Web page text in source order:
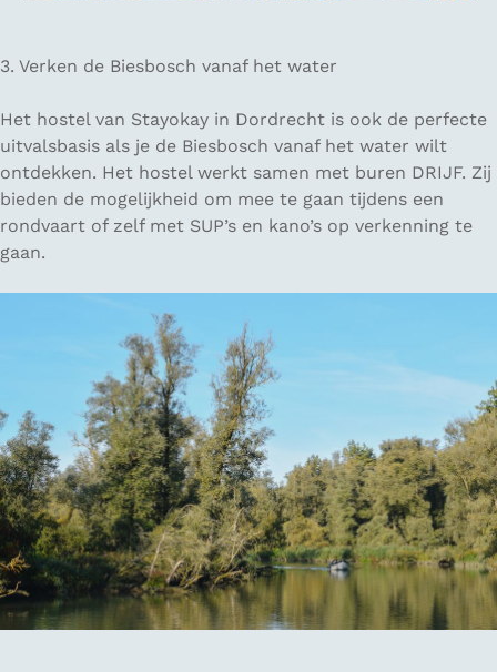
3. Verken de Biesbosch vanaf het water
Het hostel van Stayokay in Dordrecht is ook de perfecte
uitvalsbasis als je de Biesbosch vanaf het water wilt
ontdekken. Het hostel werkt samen met buren DRIJF. Zij
bieden de mogelijkheid om mee te gaan tijdens een
rondvaart of zelf met SUP’s en kano’s op verkenning te
gaan.